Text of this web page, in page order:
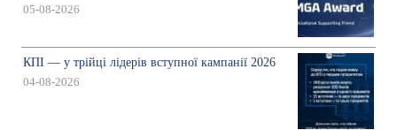
05-08-2026
КПІ — у трійці лідерів вступної кампанії 2026
04-08-2026